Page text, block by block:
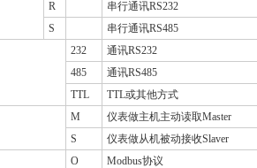
R
串行通讯RS232
S
串行通讯RS485
232 通讯RS232
485
通讯RS485
TTL
TTL或其他方式
M 仪表做主机主动读取Master
S
仪表做从机被动接收Slaver
O Modbus协议